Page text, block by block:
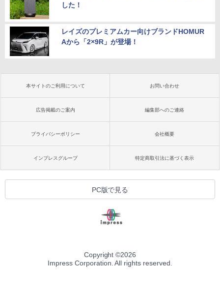
した！
レイズのプレミアムカー向けブランドHOMUR
Aから「2×9R」が登場！
本サイトのご利用について お問い合わせ
広告掲載のご案内 編集部へのご連絡
プライバシーポリシー 会社概要
インプレスグループ 特定商取引法に基づく表示
PC版で見る
Copyright ©2026
Impress Corporation. All rights reserved.